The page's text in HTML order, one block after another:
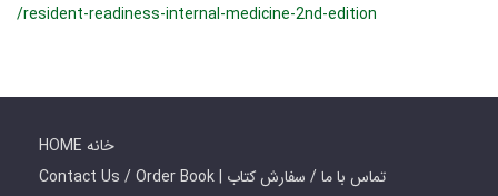
/resident-readiness-internal-medicine-2nd-edition
HOME خانه
Contact Us / Order Book | تماس با ما / سفارش کتاب